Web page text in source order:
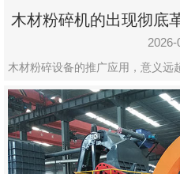
木材粉碎机的出现彻底
2026-
木材粉碎设备的推广应用，意义远